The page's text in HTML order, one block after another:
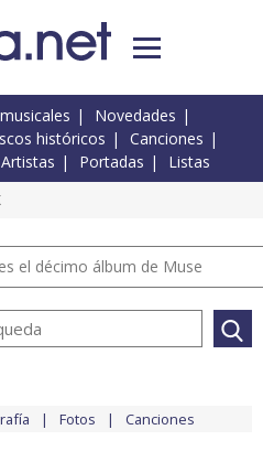
Novedades
históricos
Canciones
Artistas Portadas Listas
el décimo álbum de Muse
Fotos Canciones